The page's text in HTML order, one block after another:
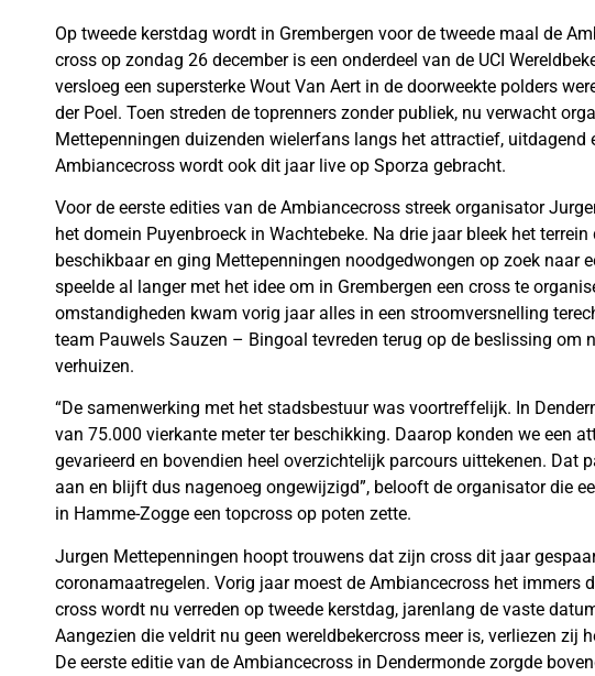
Op tweede kerstdag wordt in Grembergen voor de tweede maal de
cross op zondag 26 december is een onderdeel van de UCI
versloeg een supersterke Wout Van Aert in de doorweekte polders
der Poel. Toen streden de toprenners zonder publiek, nu verwacht
Mettepenningen duizenden wielerfans langs het attractief, uitdagend
Ambiancecross wordt ook dit jaar live op Sporza gebracht.
Voor de eerste edities van de Ambiancecross streek organisator
het domein Puyenbroeck in Wachtebeke. Na drie jaar bleek het
beschikbaar en ging Mettepenningen noodgedwongen op zoek naar
speelde al langer met het idee om in Grembergen een cross te
omstandigheden kwam vorig jaar alles in een stroomversnelling
team Pauwels Sauzen – Bingoal tevreden terug op de beslissing om
verhuizen.
“De samenwerking met het stadsbestuur was voortreffelijk. In
van 75.000 vierkante meter ter beschikking. Daarop konden we een
gevarieerd en bovendien heel overzichtelijk parcours uittekenen. Dat
aan en blijft dus nagenoeg ongewijzigd”, belooft de organisator die
in Hamme-Zogge een topcross op poten zette.
Jurgen Mettepenningen hoopt trouwens dat zijn cross dit jaar
coronamaatregelen. Vorig jaar moest de Ambiancecross het immers
cross wordt nu verreden op tweede kerstdag, jarenlang de vaste
Aangezien die veldrit nu geen wereldbekercross meer is, verliezen zij
De eerste editie van de Ambiancecross in Dendermonde zorgde